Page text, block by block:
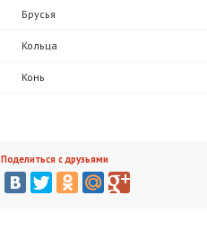
Брусья
Кольца
Конь
Поделиться с друзьями